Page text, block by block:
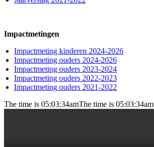
Impactmetingen
Impactmeting kinderen 2024-2026
Impactmeting ouders 2024-2026
Impactmeting ouders 2023-2024
Impactmeting ouders 2022-2023
Impactmeting ouders 2021-2022
The time is 05:03:34amThe time is 05:03:34am